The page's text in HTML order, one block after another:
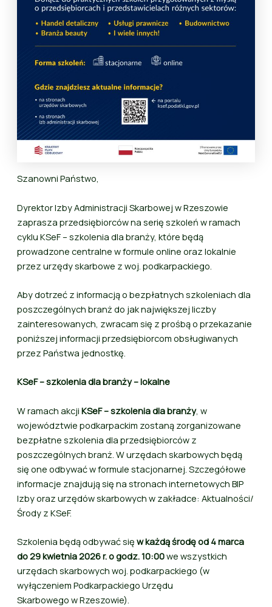
Szanowni Państwo,
Dyrektor Izby Administracji Skarbowej w Rzeszowie
zaprasza przedsiębiorców na serię szkoleń w ramach
cyklu KSeF – szkolenia dla branży, które będą
prowadzone centralne w formule online oraz lokalnie
przez urzędy skarbowe z woj. podkarpackiego.
Aby dotrzeć z informacją o bezpłatnych szkoleniach dla
poszczególnych branż do jak największej liczby
zainteresowanych, zwracam się z prośbą o przekazanie
poniższej informacji przedsiębiorcom obsługiwanych
przez Państwa jednostkę.
KSeF – szkolenia dla branży – lokalne
W ramach akcji KSeF – szkolenia dla branży, w
województwie podkarpackim zostaną zorganizowane
bezpłatne szkolenia dla przedsiębiorców z
poszczególnych branż. W urzędach skarbowych będą
się one odbywać w formule stacjonarnej. Szczegółowe
informacje znajdują się na stronach internetowych BIP
Izby oraz urzędów skarbowych w zakładce: Aktualności/
Środy z KSeF.
Szkolenia będą odbywać się w każdą środę od 4 marca
do 29 kwietnia 2026 r. o godz. 10:00we wszystkich
urzędach skarbowych woj. podkarpackiego (w
wyłączeniem Podkarpackiego Urzędu
Skarbowego w Rzeszowie).